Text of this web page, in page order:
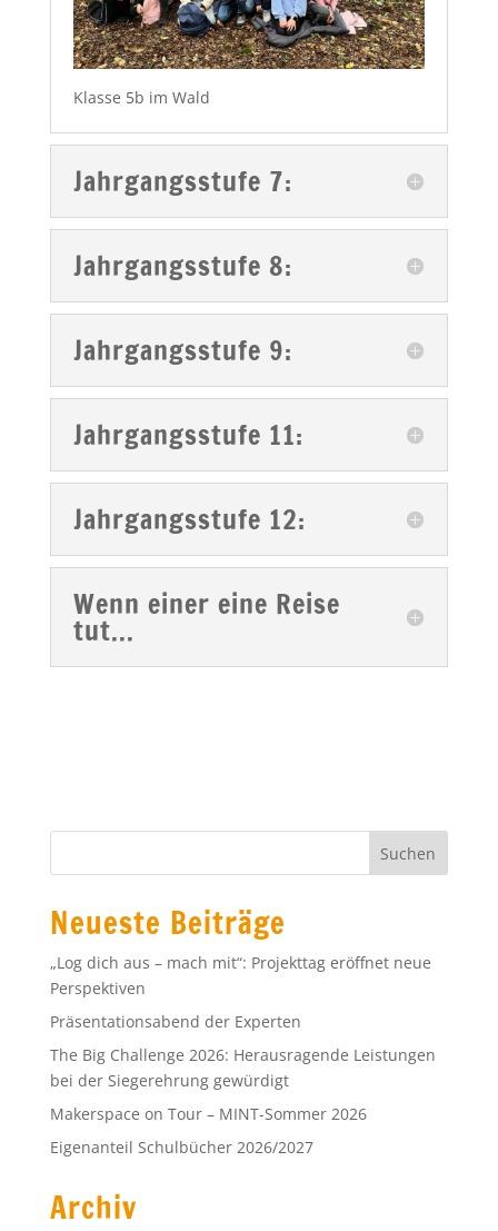
Klasse 5b im Wald
Jahrgangsstufe 7:
Jahrgangsstufe 8:
Jahrgangsstufe 9:
Jahrgangsstufe 11:
Jahrgangsstufe 12:
Wenn einer eine Reise
tut...
Neueste Beiträge
„Log dich aus – mach mit“: Projekttag eröffnet neue
Perspektiven
Präsentationsabend der Experten
The Big Challenge 2026: Herausragende Leistungen
bei der Siegerehrung gewürdigt
Makerspace on Tour – MINT-Sommer 2026
Eigenanteil Schulbücher 2026/2027
Archiv